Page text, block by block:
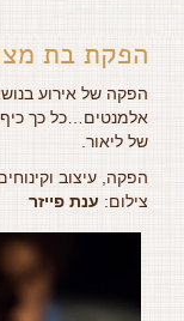
הפקת בת
הפקה של אירוע
אלמנטים…כל כך כיף
של ליאור.
הפקה, עיצוב
צילום: ענת פייזר